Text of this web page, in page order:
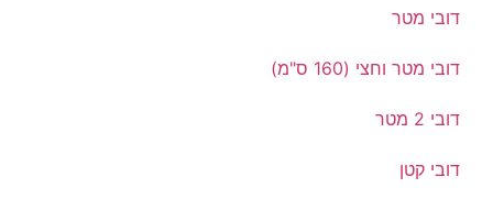
דובי מטר
דובי מטר וחצי (160 ס"מ)
דובי 2 מטר
דובי קטן